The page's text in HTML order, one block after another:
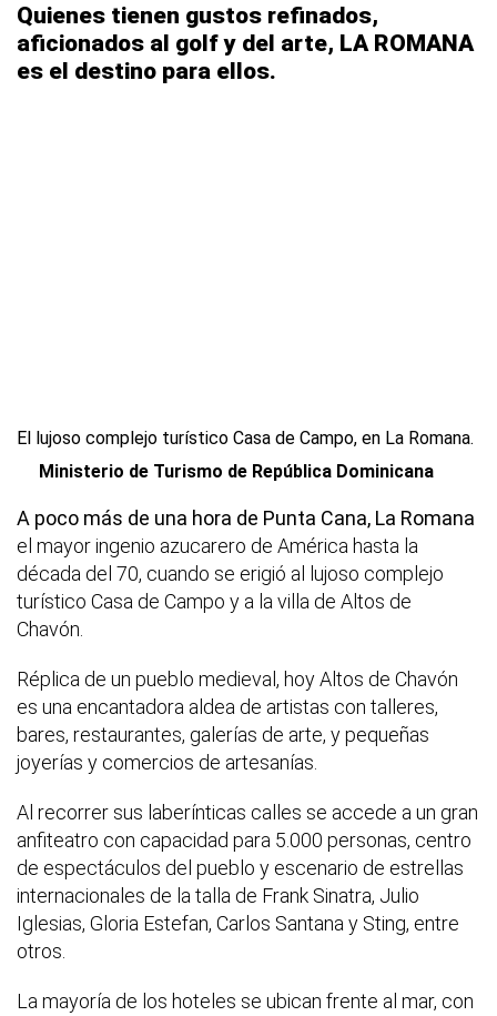
Quienes tienen gustos refinados,
aficionados al golf y del arte, LA ROMANA
es el destino para ellos.
El lujoso complejo turístico Casa de Campo, en La Romana.
Ministerio de Turismo de República Dominicana
A poco más de una hora de Punta Cana, La Romana
el mayor ingenio azucarero de América hasta la
década del 70, cuando se erigió al lujoso complejo
turístico Casa de Campo y a la villa de Altos de
Chavón.
Réplica de un pueblo medieval, hoy Altos de Chavón
es una encantadora aldea de artistas con talleres,
bares, restaurantes, galerías de arte, y pequeñas
joyerías y comercios de artesanías.
Al recorrer sus laberínticas calles se accede a un gran
anfiteatro con capacidad para 5.000 personas, centro
de espectáculos del pueblo y escenario de estrellas
internacionales de la talla de Frank Sinatra, Julio
Iglesias, Gloria Estefan, Carlos Santana y Sting, entre
otros.
La mayoría de los hoteles se ubican frente al mar, con